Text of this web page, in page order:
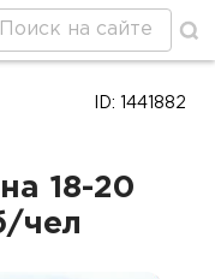
18-20
чел
ID: 1441882